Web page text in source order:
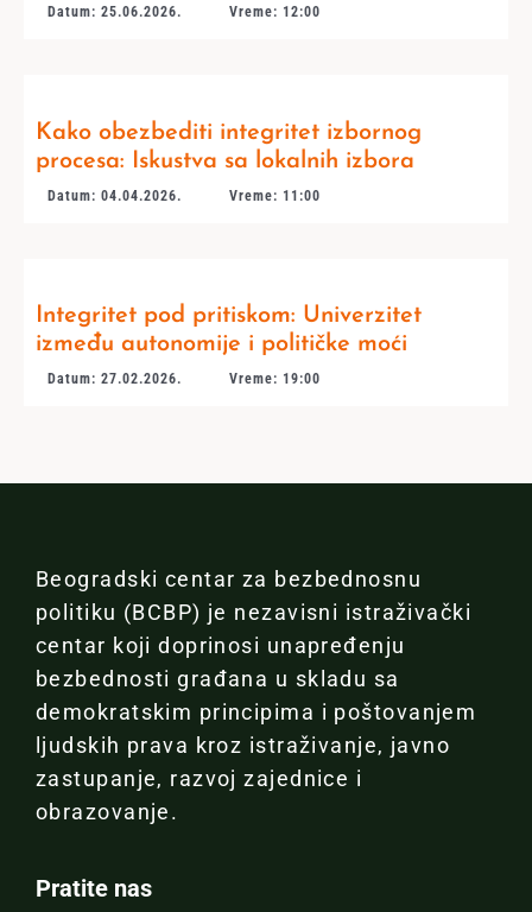
Datum: 25.06.2026. Vreme: 12:00
Kako obezbediti integritet izbornog
procesa: Iskustva sa lokalnih izbora
Datum: 04.04.2026. Vreme: 11:00
Integritet pod pritiskom: Univerzitet
između autonomije i političke moći
Datum: 27.02.2026. Vreme: 19:00
Beogradski centar za bezbednosnu
politiku (BCBP) je nezavisni istraživački
centar koji doprinosi unapređenju
bezbednosti građana u skladu sa
demokratskim principima i poštovanjem
ljudskih prava kroz istraživanje, javno
zastupanje, razvoj zajednice i
obrazovanje.
Pratite nas